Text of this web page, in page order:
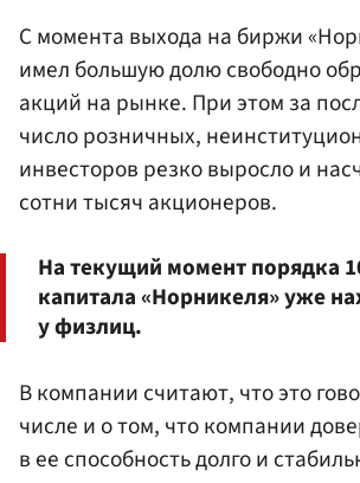
С момента выхода на биржи
имел большую долю свободно
акций на рынке. При этом за
число розничных,
инвесторов резко выросло и
сотни тысяч акционеров.
На текущий момент порядка
капитала «Норникеля» уже
у физлиц.
В компании считают, что это
числе и о том, что компании
в ее способность долго и